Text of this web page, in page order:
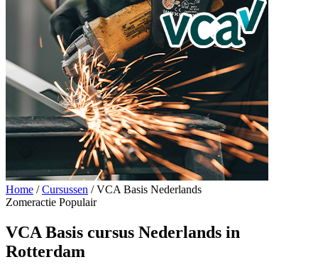
Home / Cursussen / VCA Basis Nederlands
Zomeractie Populair
VCA Basis cursus Nederlands in
Rotterdam